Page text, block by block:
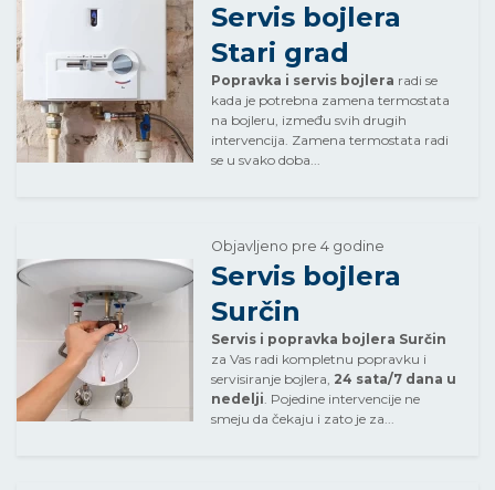
Servis bojlera
Stari grad
Popravka i servis bojlera radi se
kada je potrebna zamena termostata
na bojleru, između svih drugih
intervencija. Zamena termostata radi
se u svako doba...
Objavljeno pre 4 godine
Servis bojlera
Surčin
Servis i popravka bojlera Surčin
za Vas radi kompletnu popravku i
servisiranje bojlera, 24 sata/7 dana u
nedelji. Pojedine intervencije ne
smeju da čekaju i zato je za...